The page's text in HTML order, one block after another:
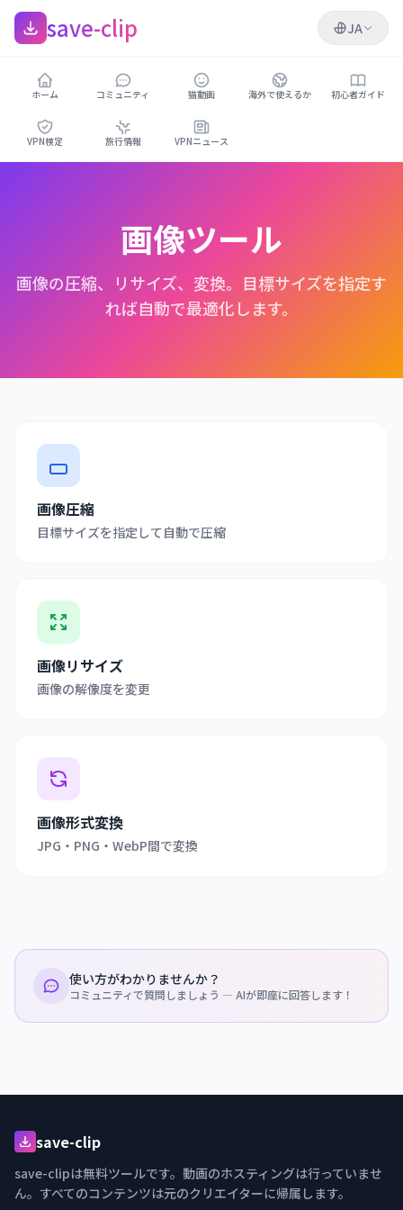
save-clip JA
ホーム コミュニティ 猫動画 海外で使えるか 初心者ガイド
VPN検定 旅行情報 VPNニュース
画像ツール
画像の圧縮、リサイズ、変換。目標サイズを指定す
れば自動で最適化します。
画像圧縮
目標サイズを指定して自動で圧縮
画像リサイズ
画像の解像度を変更
画像形式変換
JPG・PNG・WebP間で変換
使い方がわかりませんか？
コミュニティで質問しましょう — AIが即座に回答します！
save-clip
save-clipは無料ツールです。動画のホスティングは行っていませ
ん。すべてのコンテンツは元のクリエイターに帰属します。